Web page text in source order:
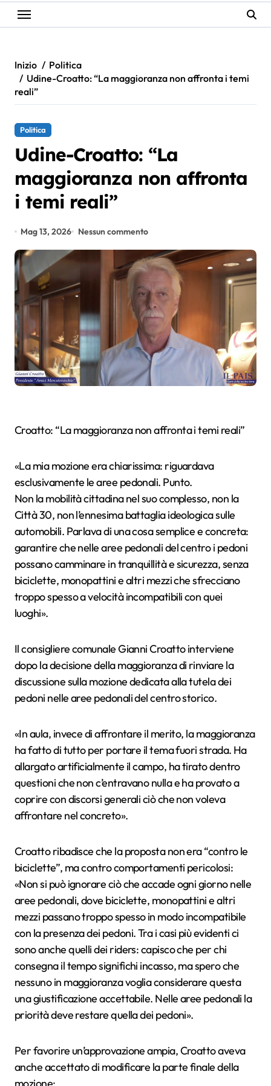
Inizio
Politica
Udine-Croatto: “La maggioranza non affronta i temi
reali”
Politica
Udine-Croatto: “La
maggioranza non affronta
i temi reali”
Mag 13, 2026 Nessun commento
Croatto: “La maggioranza non affronta i temi reali”
«La mia mozione era chiarissima: riguardava
esclusivamente le aree pedonali. Punto.
Non la mobilità cittadina nel suo complesso, non la
Città 30, non l’ennesima battaglia ideologica sulle
automobili. Parlava di una cosa semplice e concreta:
garantire che nelle aree pedonali del centro i pedoni
possano camminare in tranquillità e sicurezza, senza
biciclette, monopattini e altri mezzi che sfrecciano
troppo spesso a velocità incompatibili con quei
luoghi».
Il consigliere comunale Gianni Croatto interviene
dopo la decisione della maggioranza di rinviare la
discussione sulla mozione dedicata alla tutela dei
pedoni nelle aree pedonali del centro storico.
«In aula, invece di affrontare il merito, la maggioranza
ha fatto di tutto per portare il tema fuori strada. Ha
allargato artificialmente il campo, ha tirato dentro
questioni che non c’entravano nulla e ha provato a
coprire con discorsi generali ciò che non voleva
affrontare nel concreto».
Croatto ribadisce che la proposta non era “contro le
biciclette”, ma contro comportamenti pericolosi:
«Non si può ignorare ciò che accade ogni giorno nelle
aree pedonali, dove biciclette, monopattini e altri
mezzi passano troppo spesso in modo incompatibile
con la presenza dei pedoni. Tra i casi più evidenti ci
sono anche quelli dei riders: capisco che per chi
consegna il tempo significhi incasso, ma spero che
nessuno in maggioranza voglia considerare questa
una giustificazione accettabile. Nelle aree pedonali la
priorità deve restare quella dei pedoni».
Per favorire un’approvazione ampia, Croatto aveva
anche accettato di modificare la parte finale della
mozione: